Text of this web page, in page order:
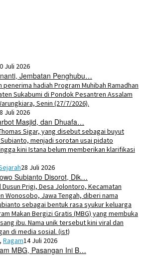
Juli 2026
Jembatan Penghubu…
Juli 2026
Masjid, dan Dhuafa…
28 Juli 2026
Subianto Disorot, Dik…
, Ragam14 Juli 2026
MBG, Pasangan Ini B…